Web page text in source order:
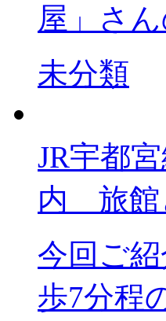
屋」さ
未分類
JR宇
内 旅館
今回ご
歩7分程